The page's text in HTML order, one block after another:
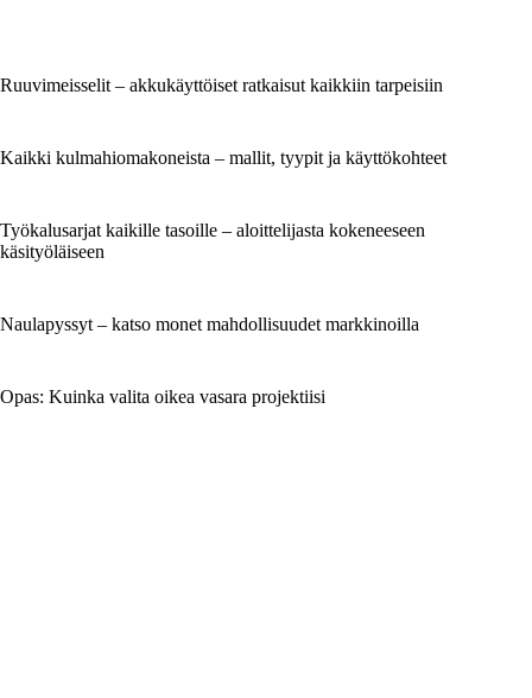
Ruuvimeisselit – akkukäyttöiset ratkaisut kaikkiin tarpeisiin
Kaikki kulmahiomakoneista – mallit, tyypit ja käyttökohteet
Työkalusarjat kaikille tasoille – aloittelijasta kokeneeseen
käsityöläiseen
Naulapyssyt – katso monet mahdollisuudet markkinoilla
Opas: Kuinka valita oikea vasara projektiisi